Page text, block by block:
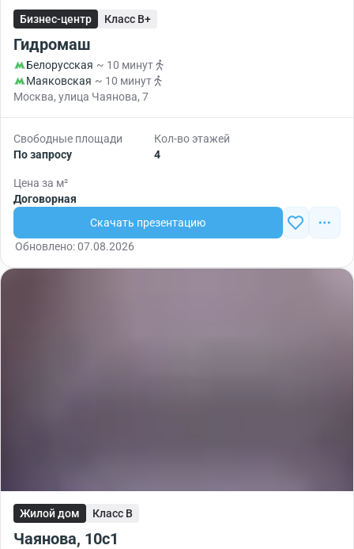
Бизнес-центр Класс B+
Гидромаш
Белорусская ~ 10 минут
Маяковская ~ 10 минут
Москва, улица Чаянова, 7
Свободные площади
По запросу
Кол-во этажей
4
Цена за м²
Договорная
Скачать презентацию
Обновлено: 07.08.2026
Жилой дом Класс B
Чаянова, 10с1